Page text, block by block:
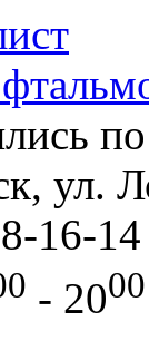
по
ул.
16-
- 2000